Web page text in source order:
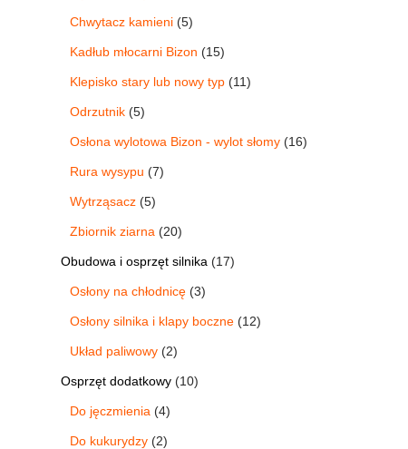
Chwytacz kamieni 5
Kadłub młocarni Bizon 15
Klepisko stary lub nowy typ 11
Odrzutnik 5
Osłona wylotowa Bizon - wylot słomy 16
Rura wysypu 7
Wytrząsacz 5
Zbiornik ziarna 20
Obudowa i osprzęt silnika 17
Osłony na chłodnicę 3
Osłony silnika i klapy boczne 12
Układ paliwowy 2
Osprzęt dodatkowy 10
Do jęczmienia 4
Do kukurydzy 2